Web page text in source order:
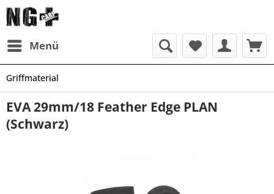
Menü
Griffmaterial
EVA 29mm/18 Feather Edge PLAN
(Schwarz)